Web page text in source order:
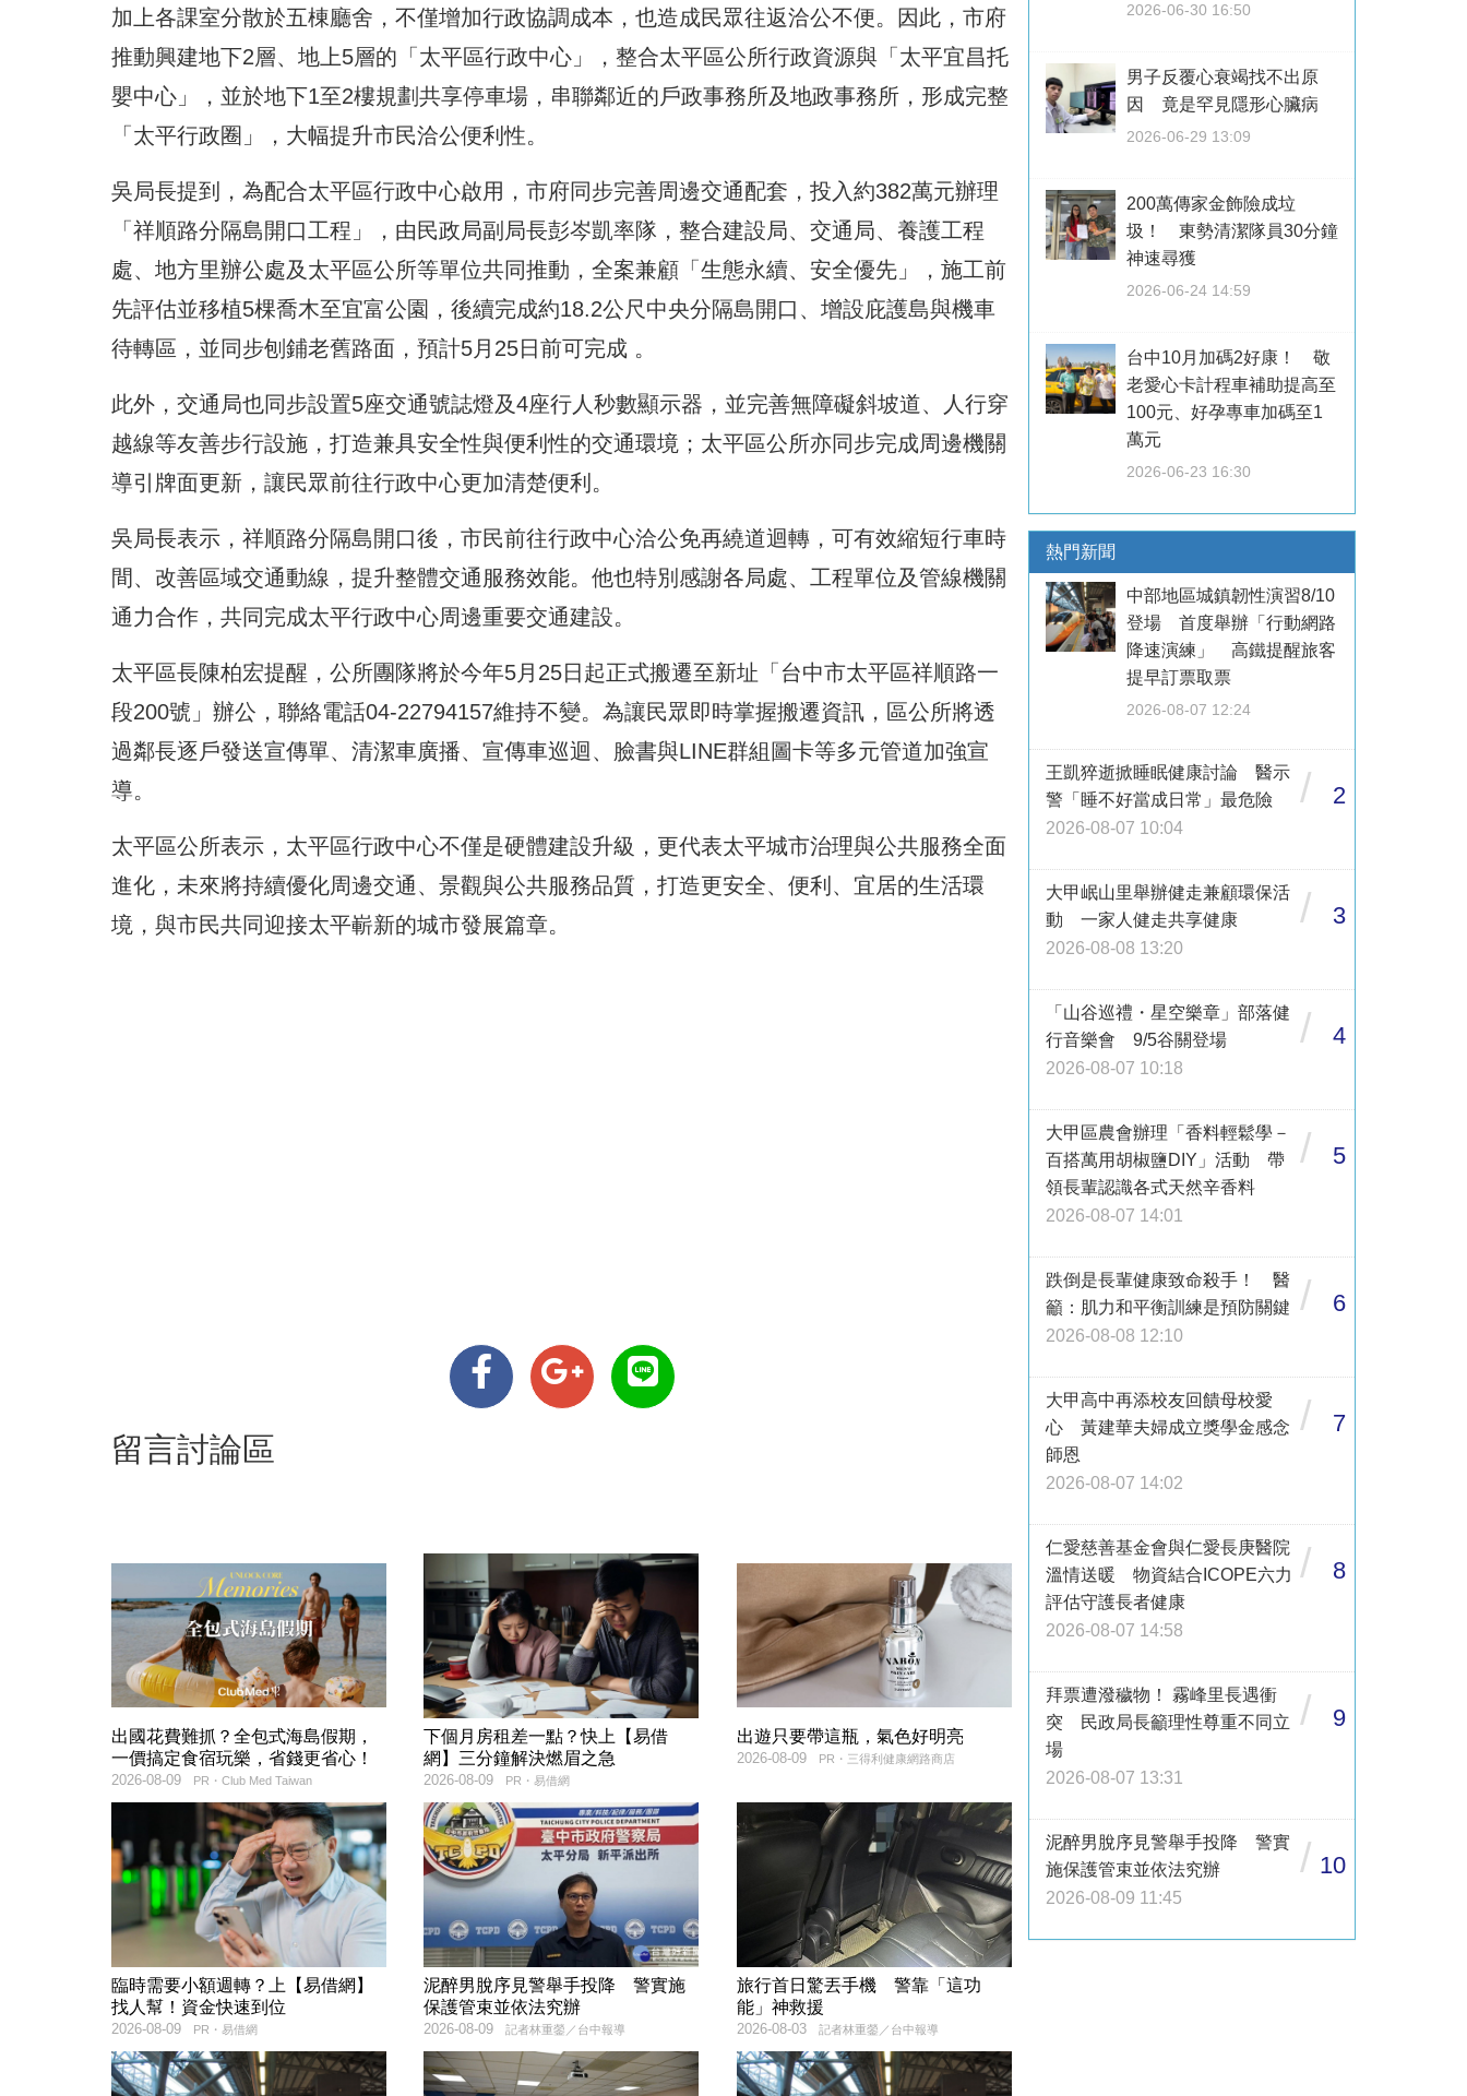
加上各課室分散於五棟廳舍，不僅增加行政協調成本，也造成民眾往返洽公不便。因此，市府
推動興建地下2層、地上5層的「太平區行政中心」，整合太平區公所行政資源與「太平宜昌托
嬰中心」，並於地下1至2樓規劃共享停車場，串聯鄰近的戶政事務所及地政事務所，形成完整
「太平行政圈」，大幅提升市民洽公便利性。
吳局長提到，為配合太平區行政中心啟用，市府同步完善周邊交通配套，投入約382萬元辦理
「祥順路分隔島開口工程」，由民政局副局長彭岑凱率隊，整合建設局、交通局、養護工程
處、地方里辦公處及太平區公所等單位共同推動，全案兼顧「生態永續、安全優先」，施工前
先評估並移植5棵喬木至宜富公園，後續完成約18.2公尺中央分隔島開口、增設庇護島與機車
待轉區，並同步刨鋪老舊路面，預計5月25日前可完成 。
此外，交通局也同步設置5座交通號誌燈及4座行人秒數顯示器，並完善無障礙斜坡道、人行穿
越線等友善步行設施，打造兼具安全性與便利性的交通環境；太平區公所亦同步完成周邊機關
導引牌面更新，讓民眾前往行政中心更加清楚便利。
吳局長表示，祥順路分隔島開口後，市民前往行政中心洽公免再繞道迴轉，可有效縮短行車時
間、改善區域交通動線，提升整體交通服務效能。他也特別感謝各局處、工程單位及管線機關
通力合作，共同完成太平行政中心周邊重要交通建設。
太平區長陳柏宏提醒，公所團隊將於今年5月25日起正式搬遷至新址「台中市太平區祥順路一
段200號」辦公，聯絡電話04-22794157維持不變。為讓民眾即時掌握搬遷資訊，區公所將透
過鄰長逐戶發送宣傳單、清潔車廣播、宣傳車巡迴、臉書與LINE群組圖卡等多元管道加強宣
導。
太平區公所表示，太平區行政中心不僅是硬體建設升級，更代表太平城市治理與公共服務全面
進化，未來將持續優化周邊交通、景觀與公共服務品質，打造更安全、便利、宜居的生活環
境，與市民共同迎接太平嶄新的城市發展篇章。
留言討論區
出國花費難抓？全包式海島假期，
一價搞定食宿玩樂，省錢更省心！
PR・Club Med Taiwan
2026-08-09
下個月房租差一點？快上【易借
網】三分鐘解決燃眉之急
PR・易借網
2026-08-09
出遊只要帶這瓶，氣色好明亮
PR・三得利健康網路商店
2026-08-09
臨時需要小額週轉？上【易借網】
找人幫！資金快速到位
PR・易借網
2026-08-09
泥醉男脫序見警舉手投降 警實施
保護管束並依法究辦
記者林重鎣／台中報導
2026-08-09
旅行首日驚丟手機 警靠「這功
能」神救援
記者林重鎣／台中報導
2026-08-03
2026-06-30 16:50
男子反覆心衰竭找不出原
因 竟是罕見隱形心臟病
2026-06-29 13:09
200萬傳家金飾險成垃
圾！ 東勢清潔隊員30分鐘
神速尋獲
2026-06-24 14:59
台中10月加碼2好康！ 敬
老愛心卡計程車補助提高至
100元、好孕專車加碼至1
萬元
2026-06-23 16:30
熱門新聞
中部地區城鎮韌性演習8/10
登場 首度舉辦「行動網路
降速演練」 高鐵提醒旅客
提早訂票取票
2026-08-07 12:24
王凱猝逝掀睡眠健康討論 醫示
警「睡不好當成日常」最危險
2026-08-07 10:04
/ 2
大甲岷山里舉辦健走兼顧環保活
動 一家人健走共享健康
2026-08-08 13:20
/ 3
「山谷巡禮・星空樂章」部落健
行音樂會 9/5谷關登場
2026-08-07 10:18
/ 4
大甲區農會辦理「香料輕鬆學－
百搭萬用胡椒鹽DIY」活動 帶
領長輩認識各式天然辛香料
2026-08-07 14:01
/ 5
跌倒是長輩健康致命殺手！ 醫
籲：肌力和平衡訓練是預防關鍵
2026-08-08 12:10
/ 6
大甲高中再添校友回饋母校愛
心 黃建華夫婦成立獎學金感念
師恩
2026-08-07 14:02
/ 7
仁愛慈善基金會與仁愛長庚醫院
溫情送暖 物資結合ICOPE六力
評估守護長者健康
2026-08-07 14:58
/ 8
拜票遭潑穢物！ 霧峰里長遇衝
突 民政局長籲理性尊重不同立
場
2026-08-07 13:31
/ 9
泥醉男脫序見警舉手投降 警實
施保護管束並依法究辦
2026-08-09 11:45
/ 10